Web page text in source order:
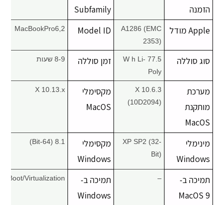
הזמנה
Subfamily
Apple מודל
A1286 (EMC
2353)
Model ID
MacBookPro6,2
סוג סוללה
77.5 W h Li-
Poly
זמן סוללה 8-9 שעות
מערכת
מותקנת
MacOS
X 10.6.3
(10D2094)
מקסימלי
MacOS
X 10.13.x
מינימלי
Windows
XP SP2 (32-
Bit)
מקסימלי
Windows
8.1 (64-Bit)
תמיכה ב-
MacOS 9
–
תמיכה ב-
Windows
Boot/Virtualization